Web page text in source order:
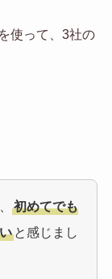
使って、3社の
初めてでも
と感じまし